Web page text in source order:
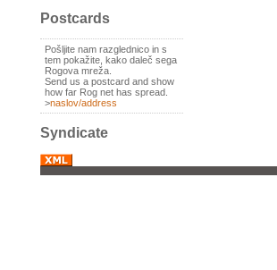
Postcards
Pošljite nam razglednico in s
tem pokažite, kako daleč sega
Rogova mreža.
Send us a postcard and show
how far Rog net has spread.
>naslov/address
Syndicate